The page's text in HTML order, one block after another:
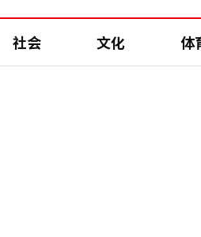
社会 文化 体